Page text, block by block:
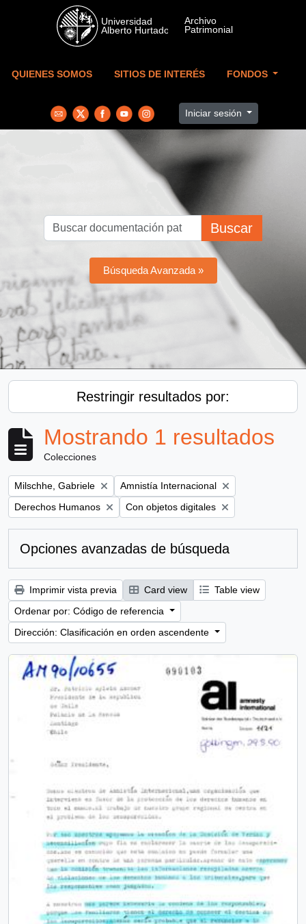
Skip to main content
QUIENES SOMOS SITIOS DE INTERÉS FONDOS
Iniciar sesión
Buscar
Búsqueda Avanzada »
Restringir resultados por:
Mostrando 1 resultados
Colecciones
Remove filter:
Milschhe, Gabriele Remove filter:
Amnistía Internacional
Remove filter:
Derechos Humanos Remove filter:
Con objetos digitales
Opciones avanzadas de búsqueda
Imprimir vista previa Card view
Table view
Ordenar por: Código de referencia
Dirección: Clasificación en orden ascendente